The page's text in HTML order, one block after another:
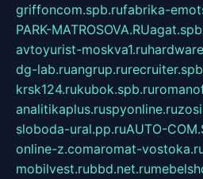
griffoncom.spb.rufabrika-
PARK-MATROSOVA.RU
avtoyurist-moskva1.ru
dg-lab.ruangrup.ru
krsk124.rukubok.spb.ru
analitikaplus.ruspyonline.ru
sloboda-ural.pp.ruAUTO-
online-z.comaromat-
mobilvest.rubbd.net.ru